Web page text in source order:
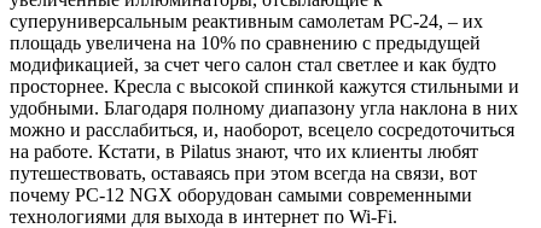
суперуниверсальным реактивным самолетам PC-24, – их
площадь увеличена на 10% по сравнению с предыдущей
модификацией, за счет чего салон стал светлее и как будто
просторнее. Кресла с высокой спинкой кажутся стильными и
удобными. Благодаря полному диапазону угла наклона в них
можно и расслабиться, и, наоборот, всецело сосредоточиться
на работе. Кстати, в Pilatus знают, что их клиенты любят
путешествовать, оставаясь при этом всегда на связи, вот
почему PC-12 NGX оборудован самыми современными
технологиями для выхода в интернет по Wi-Fi.